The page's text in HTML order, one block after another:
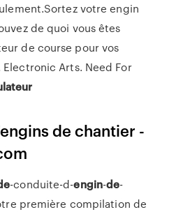
votre engin
de quoi vous êtes
de course pour vos
Arts. Need For
de chantier -
-conduite-d-engin-de-
première compilation de